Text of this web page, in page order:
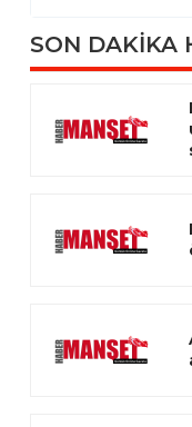
SON DAKİKA